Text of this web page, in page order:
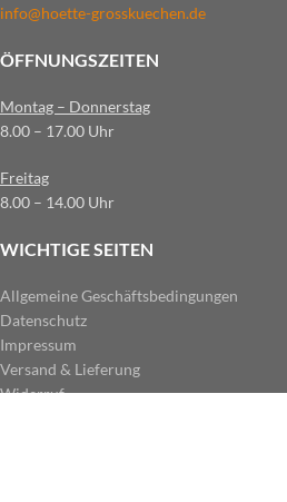
info@hoette-grosskuechen.de
ÖFFNUNGSZEITEN
Montag – Donnerstag
8.00 – 17.00 Uhr
Freitag
8.00 – 14.00 Uhr
WICHTIGE SEITEN
Allgemeine Geschäftsbedingungen
Datenschutz
Impressum
Versand & Lieferung
Widerruf